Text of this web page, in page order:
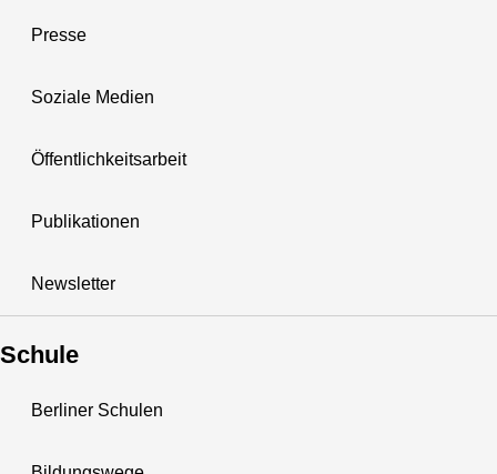
Presse
Soziale Medien
Öffentlichkeitsarbeit
Publikationen
Newsletter
Schule
Berliner Schulen